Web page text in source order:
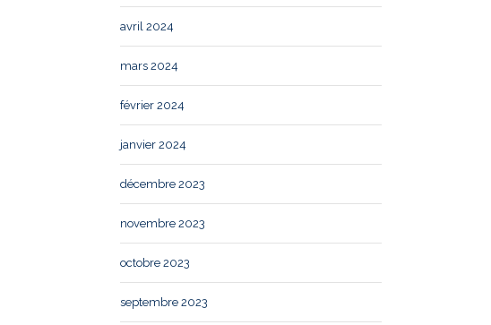
avril 2024
mars 2024
février 2024
janvier 2024
décembre 2023
novembre 2023
octobre 2023
septembre 2023